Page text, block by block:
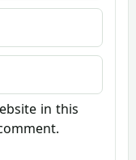
in this